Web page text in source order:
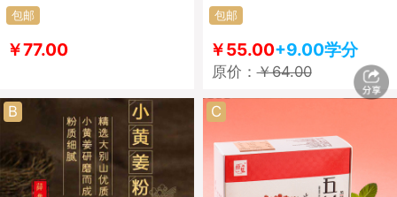
包邮
￥77.00
包邮
￥55.00+9.00学分
原价：￥64.00
B C